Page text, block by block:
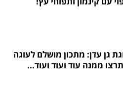
גן עדן: מתכון מושלם לעוגה
ממנה עוד ועוד ועוד...